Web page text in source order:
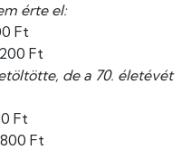
érte el:
Ft
Ft
de a 70. életévét
Ft
Ft